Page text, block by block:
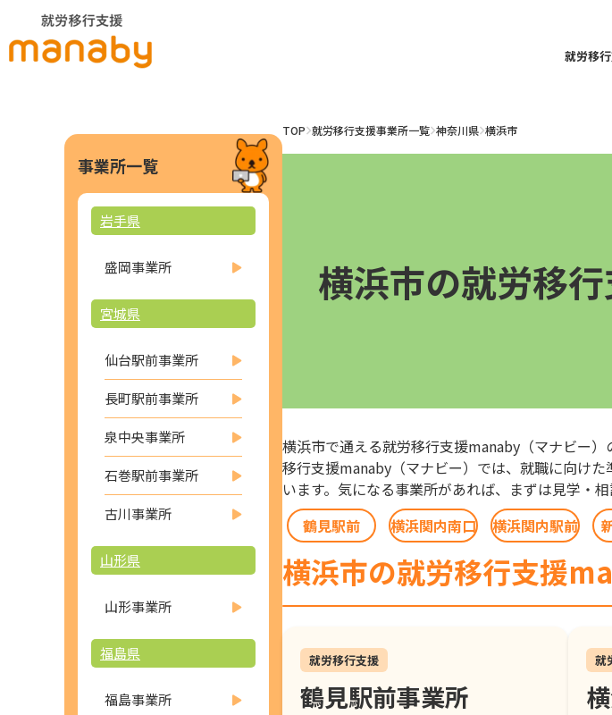
就労移
事業所一覧
岩手県
盛岡事業所
宮城県
仙台駅前事業所
長町駅前事業所
泉中央事業所
石巻駅前事業所
古川事業所
山形県
山形事業所
福島県
福島事業所
TOP 就労移行支援事業所一覧 神奈川県 横浜市
横浜市の就労移
横浜市で通える就労移行支援manaby（マナビー
移行支援manaby（マナビー）では、就職に向け
います。気になる事業所があれば、まずは見学・相
鶴見駅前
横浜関内南口 横浜関内駅前
横浜市の就労移行支援
就労移行支援
鶴見駅前事業所
就